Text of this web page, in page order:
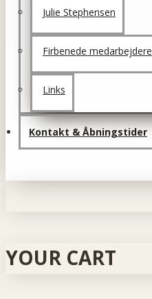
Julie Stephensen
Firbenede medarbejdere
Links
Kontakt & Åbningstider
YOUR CART